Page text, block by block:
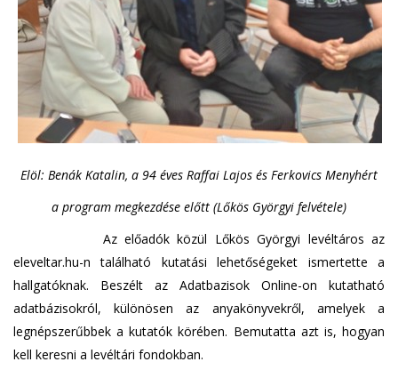
Elöl: Benák Katalin, a 94 éves Raffai Lajos és Ferkovics Menyhért
a program megkezdése előtt (Lőkös Györgyi felvétele)
Az előadók közül Lőkös Györgyi levéltáros az
eleveltar.hu-n található kutatási lehetőségeket ismertette a
hallgatóknak. Beszélt az Adatbazisok Online-on kutatható
adatbázisokról, különösen az anyakönyvekről, amelyek a
legnépszerűbbek a kutatók körében. Bemutatta azt is, hogyan
kell keresni a levéltári fondokban.